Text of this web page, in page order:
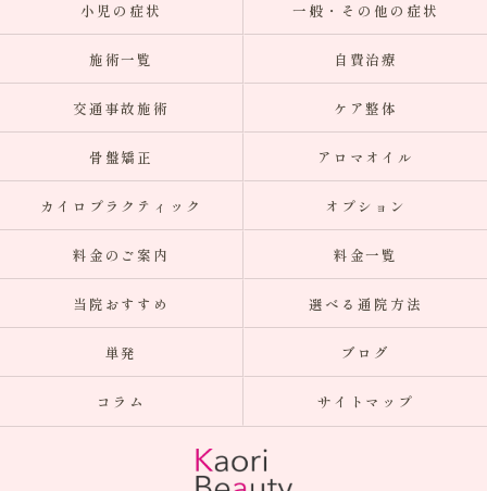
小児の症状 一般・その他の症状
施術一覧 自費治療
交通事故施術 ケア整体
骨盤矯正 アロマオイル
カイロプラクティック オプション
料金のご案内 料金一覧
当院おすすめ 選べる通院方法
単発 ブログ
コラム サイトマップ